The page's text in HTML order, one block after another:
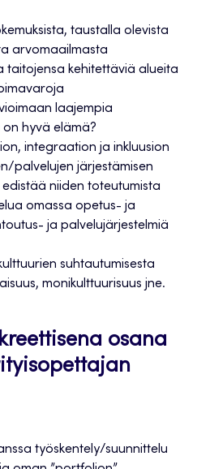
taustalla olevista
arvomaailmasta
taitojensa kehitettäviä alueita
laajempia
hyvä elämä?
integraation ja inkluusion
palvelujen järjestämisen
niiden toteutumista
omassa opetus- ja
ja palvelujärjestelmiä
suhtautumisesta
monikulttuurisuus jne.
osana
työskentely/suunnittelu